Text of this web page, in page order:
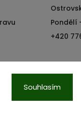
Souhlasím
Pondělí
+420